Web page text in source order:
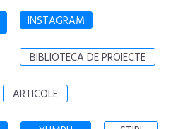
INSTAGRAM
BIBLIOTECA DE PROIECTE
ARTICOLE